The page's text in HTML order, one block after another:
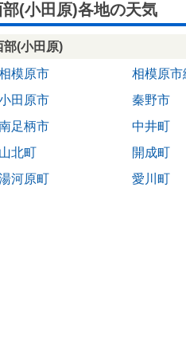
部(小田原)各地の天気
部(小田原)
模原市
相模原市
田原市
秦野市
足柄市
中井町
山北町
開成町
河原町
愛川町